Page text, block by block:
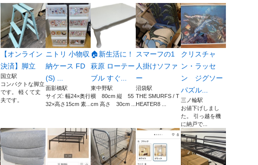
【オンライン
決済】脚立
国立駅
コンパクトな脚立
です。 軽くて丈
夫です。
ニトリ 小物収
納ケース FD
(S) ...
面影橋駅
サイズ: 幅24×奥行
32×高さ15cm 素...
🏠新生活に！
萩原 ローテー
ブル すぐ...
東中野駅
横 80cm 縦 55
cm 高さ 30cm ...
スマーフの1
人掛けソファ
ー
沼袋駅
THE SMURFS / T
HEATER8 ...
クリスチャ
ン・ラッセ
ン ジグソー
パズル...
三ノ輪駅
お値下げしまし
た。 引っ越を機
に納戸で...